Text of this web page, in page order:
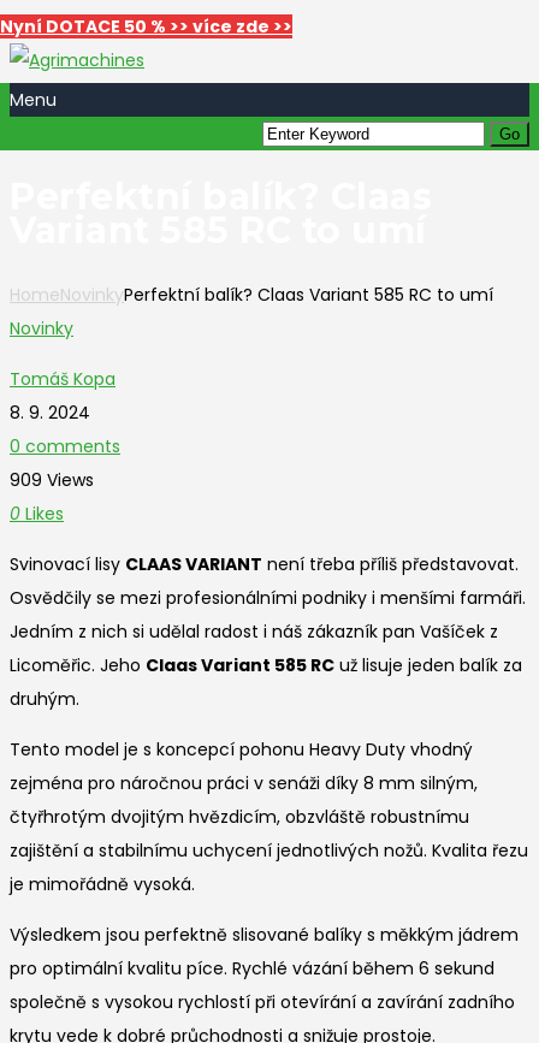
Nyní DOTACE 50 % >> více zde >>
Menu
HomeNovinkyPerfektní balík? Claas Variant 585 RC to umí
Novinky
Tomáš Kopa
8. 9. 2024
0 comments
909 Views
0 Likes
Svinovací lisy CLAAS VARIANT není třeba příliš představovat.
Osvědčily se mezi profesionálními podniky i menšími farmáři.
Jedním z nich si udělal radost i náš zákazník pan Vašíček z
Licoměřic. Jeho Claas Variant 585 RC už lisuje jeden balík za
druhým.
Tento model je s koncepcí pohonu Heavy Duty vhodný
zejména pro náročnou práci v senáži díky 8 mm silným,
čtyřhrotým dvojitým hvězdicím, obzvláště robustnímu
zajištění a stabilnímu uchycení jednotlivých nožů. Kvalita řezu
je mimořádně vysoká.
Výsledkem jsou perfektně slisované balíky s měkkým jádrem
pro optimální kvalitu píce. Rychlé vázání během 6 sekund
společně s vysokou rychlostí při otevírání a zavírání zadního
krytu vede k dobré průchodnosti a snižuje prostoje.